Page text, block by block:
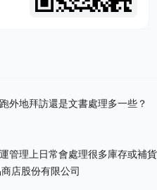
外地拜訪還是文書處理多一些？
管理上日常會處理很多庫存或補貨
店股份有限公司